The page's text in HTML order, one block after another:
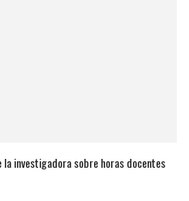
investigadora sobre horas docentes